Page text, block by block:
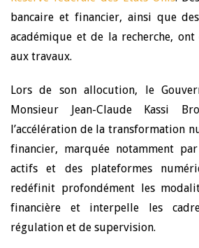
bancaire et financier, ainsi que
académique et de la recherche,
aux travaux.
Lors de son allocution, le
Monsieur Jean-Claude Kassi
l’accélération de la transformation
financier, marquée notamment
actifs et des plateformes
redéfinit profondément les
financière et interpelle les
régulation et de supervision.